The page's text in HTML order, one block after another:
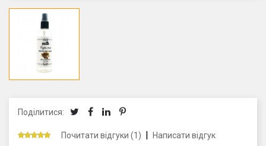
Поділитися:
Почитати відгуки (1) Написати відгук